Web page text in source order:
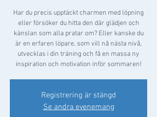
Har du precis upptäckt charmen med löpning
eller försöker du hitta den där glädjen och
känslan som alla pratar om? Eller kanske du
är en erfaren löpare, som vill nå nästa nivå,
utvecklas i din träning och få en massa ny
inspiration och motivation inför sommaren!
Registrering är stängd
Se andra evenemang